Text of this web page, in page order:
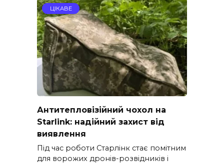
ЦІКАВЕ
Антитепловізійний чохол на
Starlink: надійний захист від
виявлення
Під час роботи Старлінк стає помітним
для ворожих дронів-розвідників і